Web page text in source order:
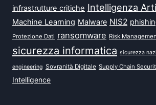
infrastrutture critiche Intelligenza
Machine Learning Malware NIS2
Protezione Dati ransomware Risk
sicurezza informatica sicurezza
engineering Sovranità Digitale Supply Chain
Intelligence